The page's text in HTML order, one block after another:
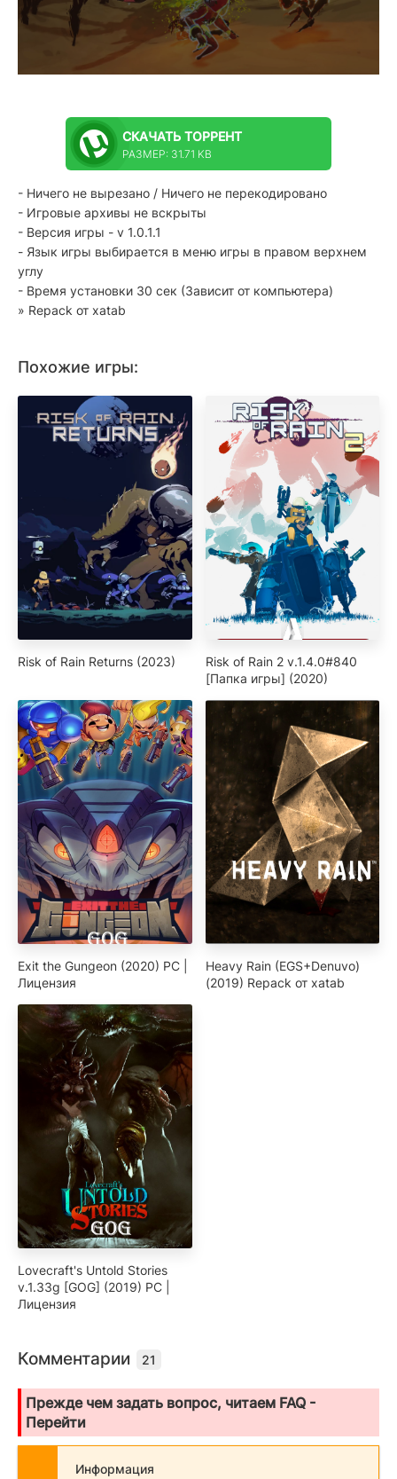
СКАЧАТЬ ТОРРЕНТ
РАЗМЕР: 31.71 KB
- Ничего не вырезано / Ничего не перекодировано
- Игровые архивы не вскрыты
- Версия игры - v 1.0.1.1
- Язык игры выбирается в меню игры в правом верхнем
углу
- Время установки 30 сек (Зависит от компьютера)
» Repack от xatab
Похожие игры:
Risk of Rain Returns (2023)
Risk of Rain 2 v.1.4.0#840
[Папка игры] (2020)
Exit the Gungeon (2020) PC |
Лицензия
Heavy Rain (EGS+Denuvo)
(2019) Repack от xatab
Lovecraft's Untold Stories
v.1.33g [GOG] (2019) PC |
Лицензия
Комментарии 21
Прежде чем задать вопрос, читаем FAQ -
Перейти
Информация